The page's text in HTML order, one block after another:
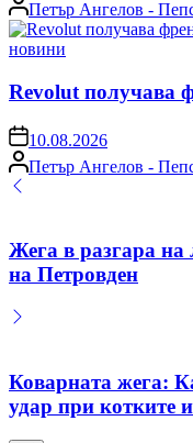
by
Петър Ангелов -
Posted
новини
Revolut получава
on 10.08.2026
Posted
by
Петър Ангелов -
Жега в разгара на
на Петровден
Коварната жега:
удар при котките